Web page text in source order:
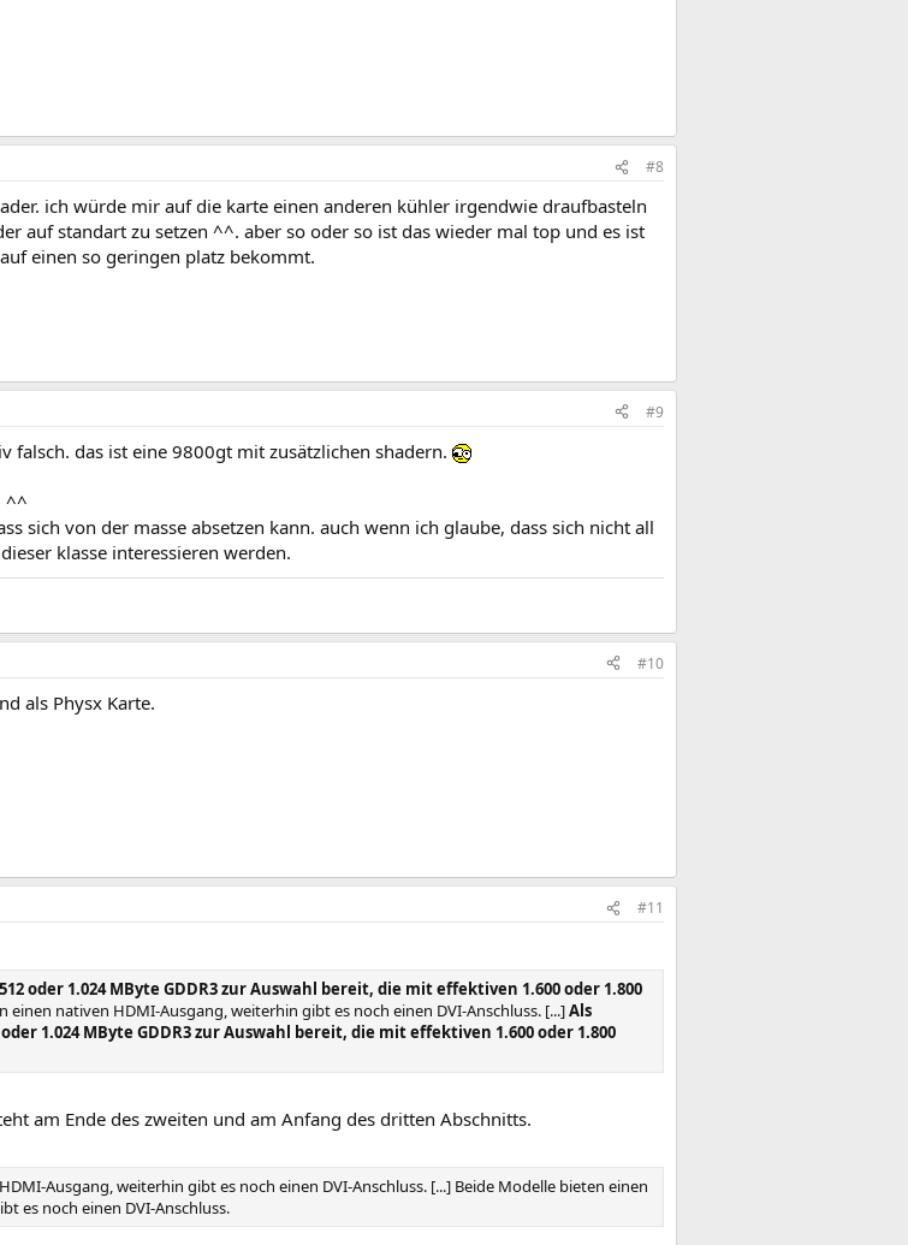
#8
ich würde mir auf die karte einen anderen kühler irgendwie draufbasteln
auf standart zu setzen ^^. aber so oder so ist das wieder mal top und es ist
einen so geringen platz bekommt.
#9
falsch. das ist eine 9800gt mit zusätzlichen shadern.
^^
sich von der masse absetzen kann. auch wenn ich glaube, dass sich nicht all
klasse interessieren werden.
#10
als Physx Karte.
#11
oder 1.024 MByte GDDR3 zur Auswahl bereit, die mit effektiven 1.600 oder 1.800
einen nativen HDMI-Ausgang, weiterhin gibt es noch einen DVI-Anschluss. [...]Als
1.024 MByte GDDR3 zur Auswahl bereit, die mit effektiven 1.600 oder 1.800
am Ende des zweiten und am Anfang des dritten Abschnitts.
Ausgang, weiterhin gibt es noch einen DVI-Anschluss. [...] Beide Modelle bieten einen
es noch einen DVI-Anschluss.